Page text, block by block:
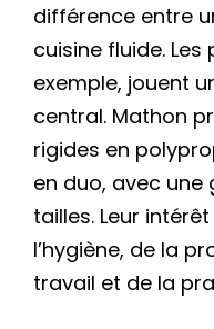
différence entre
cuisine fluide.
exemple, jouent
central. Mathon
rigides en
en duo, avec
tailles. Leur
l’hygiène, de la
travail et de la